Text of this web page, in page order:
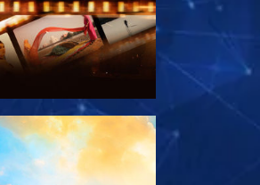
UTFORSKA SERIEN